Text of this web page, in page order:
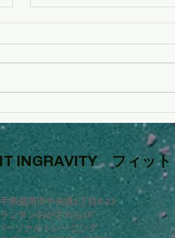
化するには
INGRAVITY フィット ​
県盛岡市中央通2丁目8-23
ンタンおがさわら1F
ーソナルトレーニング